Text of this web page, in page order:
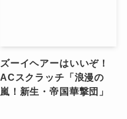
ズーイヘアーはいいぞ！
ACスクラッチ「浪漫の
嵐！新生・帝国華撃団」